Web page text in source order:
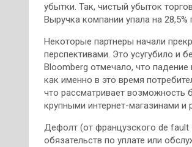
убытки. Так, чистый убыток
Выручка компании упала на
Некоторые партнеры начали
перспективами. Это усугубило и
Bloomberg отмечало, что
как именно в это время
что рассматривает возможность
крупными интернет-магазинами и
Дефолт (от французского de
обязательств по уплате или